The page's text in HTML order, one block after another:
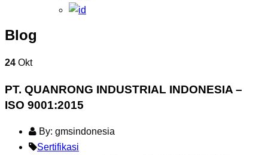
Blog
24 Okt
PT. QUANRONG INDUSTRIAL INDONESIA –
ISO 9001:2015
By: gmsindonesia
Sertifikasi